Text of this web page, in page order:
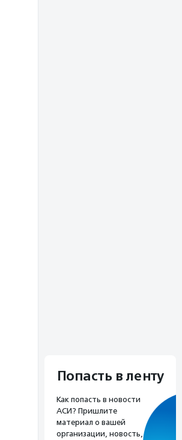
Попасть в ленту
Как попасть в новости
АСИ? Пришлите
материал о вашей
организации, новость,